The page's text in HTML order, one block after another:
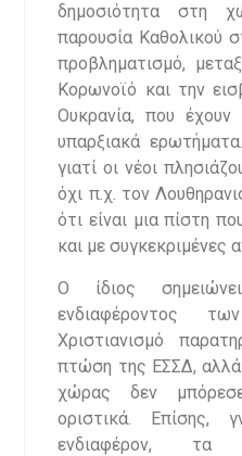
δημοσιότητα στη
παρουσία Καθολικού
προβληματισμό,
Κορωνοϊό και την
Ουκρανία, που έχουν
υπαρξιακά
γιατί οι νέοι
όχι π.χ. τον
ότι είναι μια πίστη
και με συγκεκριμένες
Ο ίδιος
ενδιαφέροντος
Χριστιανισμό
πτώση της ΕΣΣΔ, αλλά
χώρας δεν
οριστικά. Επίσης,
ενδιαφέρον, τα